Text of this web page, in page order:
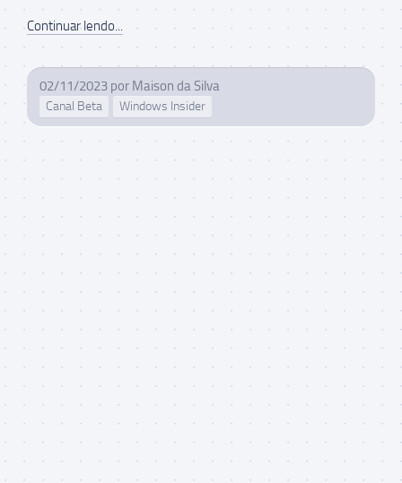
Continuar lendo...
02/11/2023 por Maison da Silva
Canal Beta Windows Insider